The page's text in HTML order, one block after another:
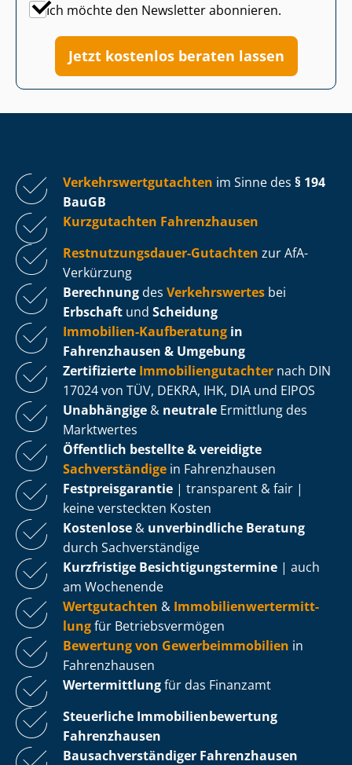
Ich möchte den Newsletter abonnieren.
Jetzt kostenlos beraten lassen
Ver­kehrs­wert­gut­ach­ten im Sinne des § 194
BauGB
Kurzgutachten Fahrenzhausen
Rest­nut­zungs­dau­er-Gutachten zur AfA-
Verkürzung
Berechnung des Verkehrswertes bei
Erbschaft und Scheidung
Immobilien-Kaufberatung in
Fahrenzhausen & Umgebung
Zertifizierte Im­mo­bi­li­en­gut­ach­ter nach DIN
17024 von TÜV, DEKRA, IHK, DIA und EIPOS
Unabhängige & neutrale Ermittlung des
Marktwertes
Öffentlich bestellte & vereidigte
Sachverständige in Fahrenzhausen
Fest­preis­ga­ran­tie | transparent & fair |
keine versteckten Kosten
Kostenlose & unverbindliche Beratung
durch Sachverständige
Kurzfristige Be­sich­ti­gungs­ter­mi­ne | auch
am Wochenende
Wertgutachten & Im­mo­bi­li­en­wert­ermitt­
lungfür Be­triebs­ver­mö­gen
Bewertung von Ge­wer­be­im­mo­bi­li­en in
Fahrenzhausen
Wertermittlungfür das Finanzamt
Steuerliche Im­mo­bi­li­en­be­wer­tung
Fahrenzhausen
Bau­sach­ver­stän­di­ger Fahrenzhausen